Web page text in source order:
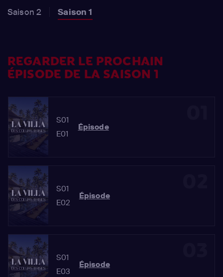
Saison 2
Saison 1
REGARDER LE PROCHAIN
ÉPISODE DE LA SAISON 1
S01
E01
Épisode
S01
E02
Épisode
S01
E03
Épisode